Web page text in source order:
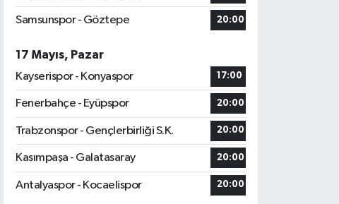
Samsunspor - Göztepe 20:00
17 Mayıs, Pazar
Kayserispor - Konyaspor
17:00
Fenerbahçe - Eyüpspor 20:00
Trabzonspor - Gençlerbirliği S.K. 20:00
Kasımpaşa - Galatasaray 20:00
Antalyaspor - Kocaelispor 20:00